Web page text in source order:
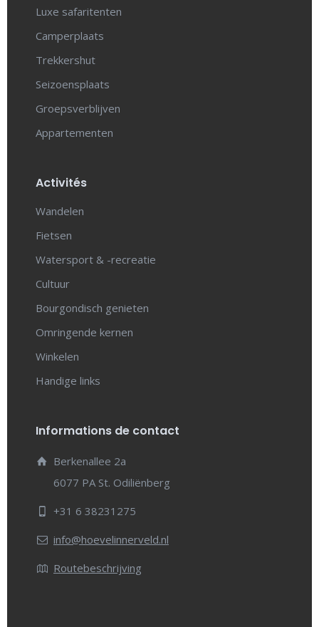
Luxe safaritenten
Camperplaats
Trekkershut
Seizoensplaats
Groepsverblijven
Appartementen
Activités
Wandelen
Fietsen
Watersport & -recreatie
Cultuur
Bourgondisch genieten
Omringende kernen
Winkelen
Handige links
Informations de contact
Berkenallee 2a
6077 PA St. Odiliënberg
+31 6 38231275
info@hoevelinnerveld.nl
Routebeschrijving